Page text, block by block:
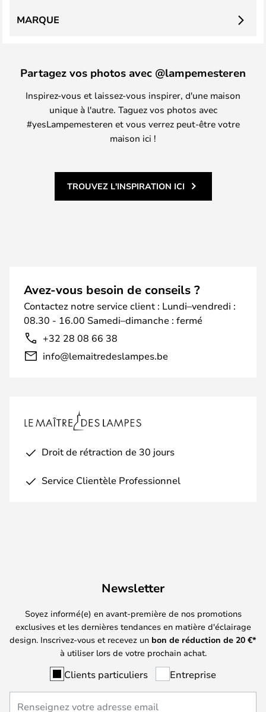
MARQUE
Partagez vos photos avec @lampemesteren
Inspirez-vous et laissez-vous inspirer, d'une maison
unique à l'autre. Taguez vos photos avec
#yesLampemesteren et vous verrez peut-être votre
maison ici !
TROUVEZ L'INSPIRATION ICI
Avez-vous besoin de conseils ?
Contactez notre service client : Lundi–vendredi :
08.30 - 16.00 Samedi–dimanche : fermé
+32 28 08 66 38
info@lemaitredeslampes.be
Droit de rétraction de 30 jours
Service Clientèle Professionnel
Newsletter
Soyez informé(e) en avant-première de nos promotions
exclusives et les dernières tendances en matière d'éclairage
design. Inscrivez-vous et recevez un bon de réduction de 20 €*
à utiliser lors de votre prochain achat.
Clients particuliers Entreprise